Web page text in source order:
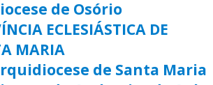
de Osório
ECLESIÁSTICA DE
MARIA
de Santa Maria